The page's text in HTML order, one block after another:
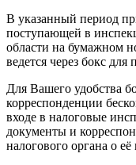
В указанный период
поступающей в
области на бумажном
ведется через бокс
Для Вашего удобства
корреспонденции
входе в налоговые
документы и
налогового органа о